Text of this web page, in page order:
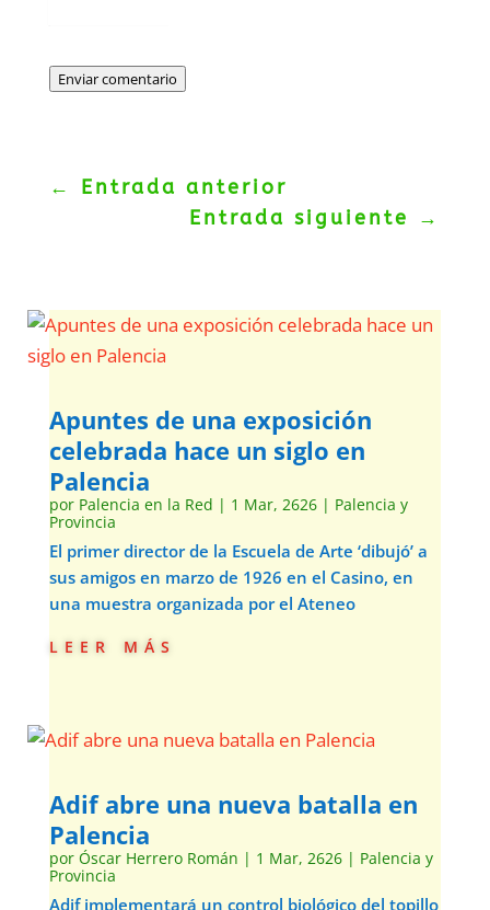
Enviar comentario
← Entrada anterior
Entrada siguiente
→
Apuntes de una exposición
celebrada hace un siglo en
Palencia
por Palencia en la Red | 1 Mar, 2626| Palencia y
Provincia
El primer director de la Escuela de Arte ‘dibujó’ a
sus amigos en marzo de 1926 en el Casino, en
una muestra organizada por el Ateneo
leer más
Adif abre una nueva batalla en
Palencia
por Óscar Herrero Román | 1 Mar, 2626| Palencia y
Provincia
Adif implementará un control biológico del topillo